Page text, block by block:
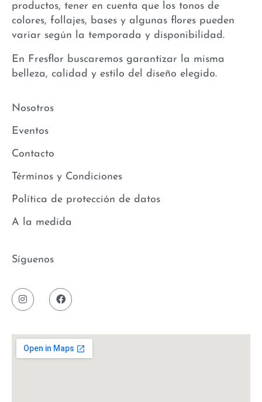
productos, tener en cuenta que los tonos de
colores, follajes, bases y algunas flores pueden
variar según la temporada y disponibilidad.
En Fresflor buscaremos garantizar la misma
belleza, calidad y estilo del diseño elegido.
Nosotros
Eventos
Contacto
Términos y Condiciones
Política de protección de datos
A la medida
Síguenos